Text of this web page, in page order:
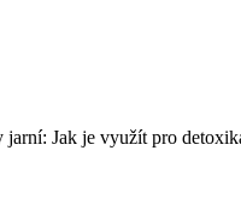
Jak je využít pro